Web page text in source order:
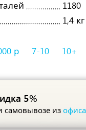
1180
1,4 кг
р 7-10 10+
5%
самовывозе изофиса